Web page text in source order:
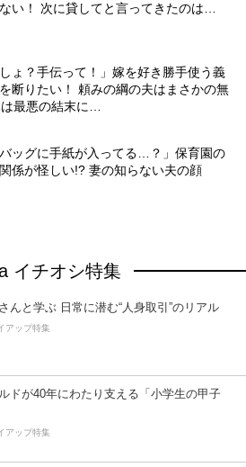
い！ 次に貸してと言ってきたのは…
しょ？手伝って！」嫁を好き勝手使う義
断りたい！ 頼みの綱の夫はまさかの無
最悪の結末に…
バッグに手紙が入ってる…？」保育園の
係が怪しい!? 妻の知らない夫の顔
イチオシ特集
んと学ぶ 日常に潜む“人身取引”のリアル
アップ特集
ドが40年にわたり支える「小学生の甲子
アップ特集